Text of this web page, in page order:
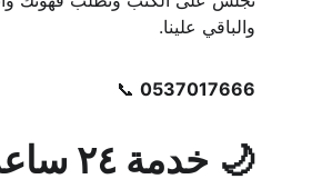
والباقي علينا.
📞 0537017666
🌙 خدمة ٢٤ ساعة